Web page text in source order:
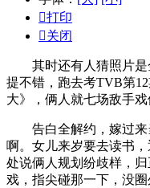
打印
关闭
其时还有人猜照片是
提不错，跑去考TVB第
大》，俩人就七场敌手戏
告白全解约，嫁过来
啊。女儿来岁要去读书
处说俩人规划纷歧样，
戏，指尖碰那一下，没